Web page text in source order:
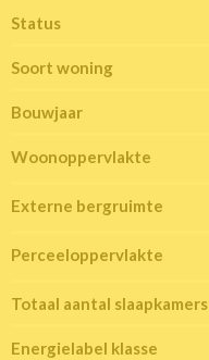
Status
Soort woning
Bouwjaar
Woonoppervlakte
Externe bergruimte
Perceeloppervlakte
Totaal aantal slaapkamers
Energielabel klasse